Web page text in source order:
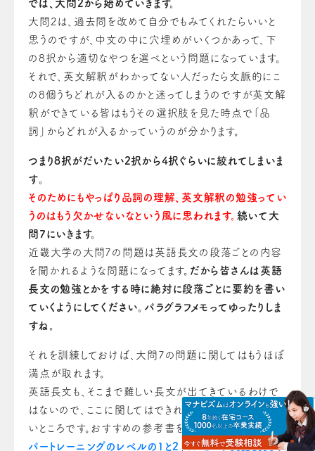
では、大問2から始めていきます。
大問2は、過去問を改めて自分でもみてくれたらいいと
思う の ですが、中文の中に穴埋めがいくつかあって、下
の8択から適切なやつを選べという問題になっ て い ます。
それで、英文解釈がわかってない人だったら文脈的にこ
の8個うちどれが入る の かと迷ってしまう の です が英文解
釈 ができている皆はもうその選択肢を見た時点で「品
詞」からどれ が 入るかっていう の が分かり ます。
つまり8択がだいたい2択から4択ぐらいに絞れてしまい ま
す。
そのためにもやっぱり品詞の理解、英文解釈の勉強ってい
う の はもう欠かせないなという風に思われます。 続いて大
問7にいきます。
近畿大学の大問7の問題は英語長文 の 段落ごと の 内容
を聞かれるような問題になってます。 だから皆さんは英語
長文の勉強とかをする時に絶対に段落ごとに 要約を書い
ていくよう に してください。パラグラフメモってゆったりしま
すね。
それを訓練しておけば、大問7の問題に関してはもうほぼ
満点が取れます。
英語長文も、そこまで難しい長文が出てきているわけで
はないので、ここに関してはできれば満点をとっ て いきた
いところです。おすすめの参考書を紹介しておくと 「ハイ
パートレーニングのレベルの 1と2 」「スピード英語長文の